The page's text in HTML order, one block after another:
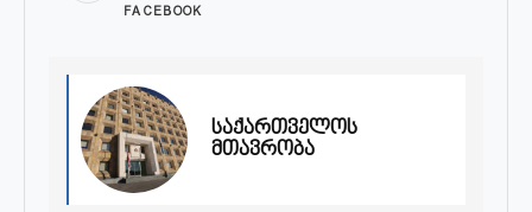
FACEBOOK
საქართველოს
მთავრობა